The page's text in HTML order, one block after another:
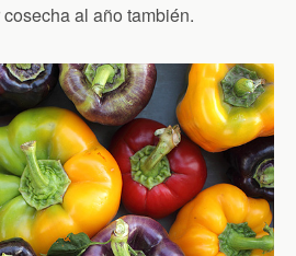
al año también.